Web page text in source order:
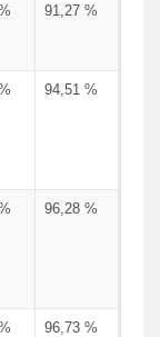
91,27 %
94,51 %
96,28 %
96,73 %